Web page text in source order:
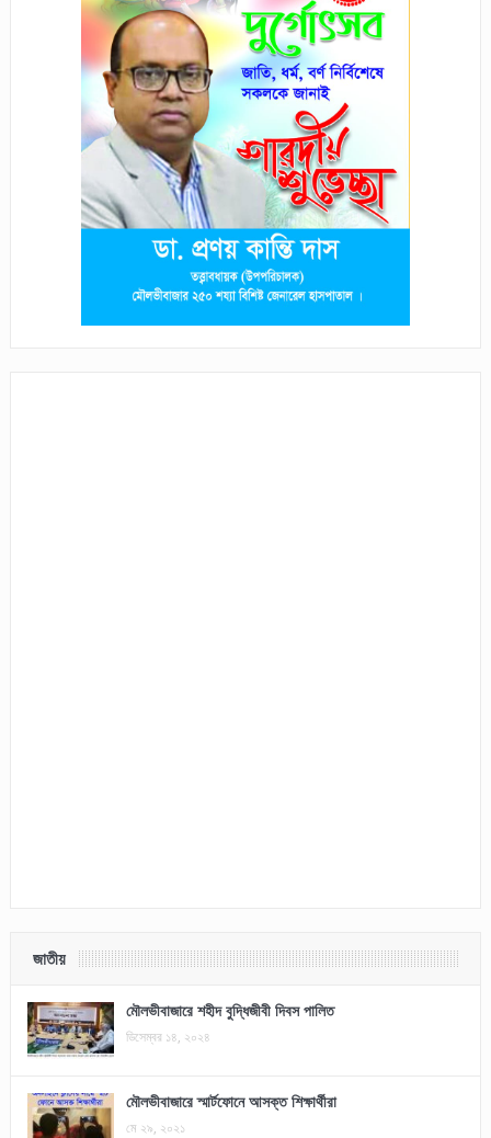
জাতীয়
মৌলভীবাজারে শহীদ বুদ্ধিজীবী দিবস পালিত
ডিসেম্বর ১৪, ২০২৪
মৌলভীবাজারে স্মার্টফোনে আসক্ত শিক্ষার্থীরা
মে ২৯, ২০২১